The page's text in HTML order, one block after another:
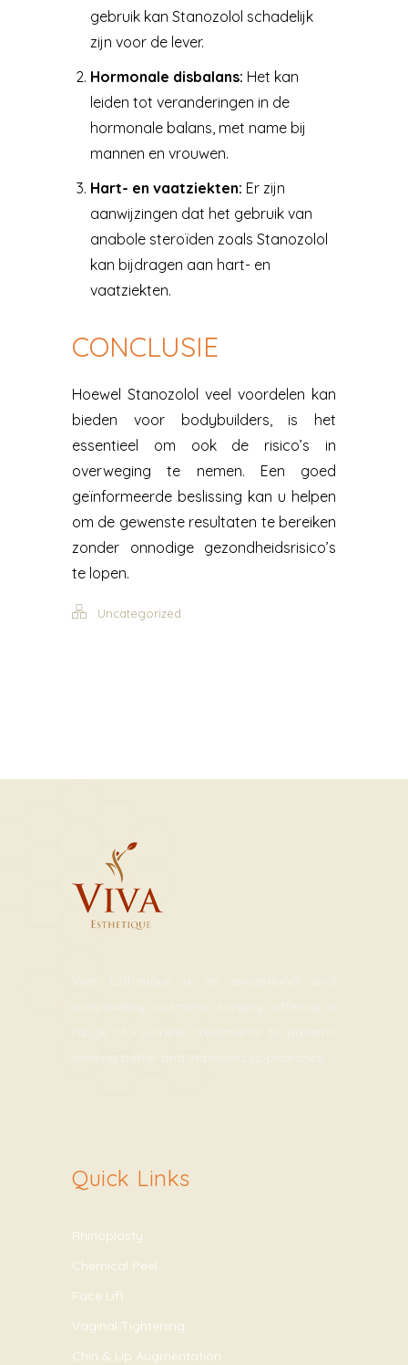
gebruik kan Stanozolol schadelijk
zijn voor de lever.
Hormonale disbalans: Het kan
leiden tot veranderingen in de
hormonale balans, met name bij
mannen en vrouwen.
Hart- en vaatziekten: Er zijn
aanwijzingen dat het gebruik van
anabole steroïden zoals Stanozolol
kan bijdragen aan hart- en
vaatziekten.
CONCLUSIE
Hoewel Stanozolol veel voordelen kan
bieden voor bodybuilders, is het
essentieel om ook de risico’s in
overweging te nemen. Een goed
geïnformeerde beslissing kan u helpen
om de gewenste resultaten te bereiken
zonder onnodige gezondheidsrisico’s
te lopen.
Uncategorized
Viva Esthetique is an exceptional and
outstanding cosmetic surgery offering a
range of cosmetic treatments to patients
seeking better and improved appearance.
Quick Links
Rhinoplasty
Chemical Peel
Face Lift
Vaginal Tightening
Chin & Lip Augmentation